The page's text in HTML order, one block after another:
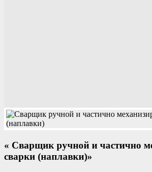
« Сварщик ручной и частично
сварки (наплавки)»